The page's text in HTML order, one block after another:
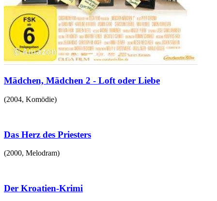
Mädchen, Mädchen 2 - Loft oder Liebe
(2004, Komödie)
Das Herz des Priesters
(2000, Melodram)
Der Kroatien-Krimi